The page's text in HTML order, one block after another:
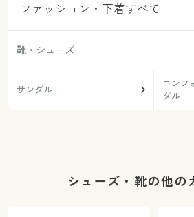
ファッション・下着すべて
靴・シューズ
サンダル
コンフ
ダル
シューズ・靴の他の